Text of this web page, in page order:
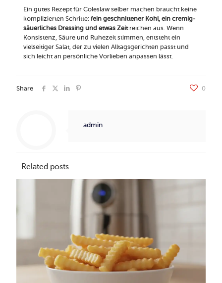
Ein gutes Rezept für Coleslaw selber machen braucht keine
komplizierten Schritte: fein geschnittener Kohl, ein cremig-
säuerliches Dressing und etwas Zeitreichen aus. Wenn
Konsistenz, Säure und Ruhezeit stimmen, entsteht ein
vielseitiger Salat, der zu vielen Alltagsgerichten passt und
sich leicht an persönliche Vorlieben anpassen lässt.
Share 0
admin
Related posts